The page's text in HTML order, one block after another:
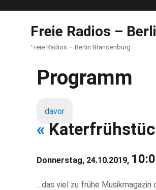
Freie Radios –
Freie Radios – Berlin Brandenburg
Programm
davor
«
Donnerstag, 24.10.2019,
…das viel zu frühe Musikmagazin